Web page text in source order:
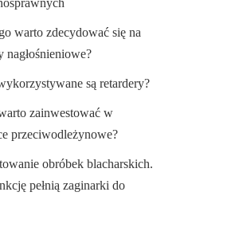
warto zdecydować się na
nagłośnieniowe?
są retardery?
zainwestować w
przeciwodleżynowe?
obróbek blacharskich.
pełnią zaginarki do